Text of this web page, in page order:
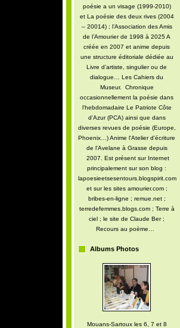
poésie a un visage (1999-2010)
et La poésie des deux rives (2004
– 20014) ; l’Association des Amis
de l’Amourier de 1998 à 2025 A
créée en 2007 et anime depuis
une structure éditoriale dédiée au
Livre d’artiste, singulier ou de
dialogue… Les Cahiers du
Museur. Chronique
occasionnellement la poésie dans
l’hebdomadaire Le Patriote Côte
d’Azur (PCA) ainsi que dans
diverses revues de poésie (Europe,
Phoenix…) Anime l'Atelier d'écriture
de l'Avelane à Grasse depuis
2007. Est présent sur Internet
principalement sur son blog :
lapoesieetsesentours.blogspirit.com
et sur les sites amourier.com ;
bribes-en-ligne ; remue.net ;
terredefemmes.blogs.com ; Terre à
ciel ; le site de Claude Ber ;
Recours au poème…
Albums Photos
Mouans-Sartoux les 6, 7 et 8